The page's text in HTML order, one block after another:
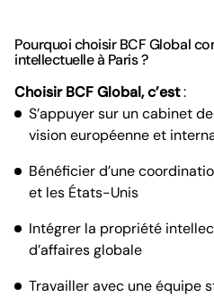
Pourquoi choisir BCF Global
intellectuelle à Paris ?
Choisir BCF Global, c’est:
S’appuyer sur un cabinet
vision européenne et
Bénéficier d’une
et les États-Unis
Intégrer la propriété
d’affaires globale
Travailler avec une équipe